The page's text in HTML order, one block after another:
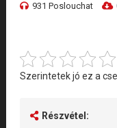
931 Poslouchat
Szerintetek jó ez a
Részvétel: